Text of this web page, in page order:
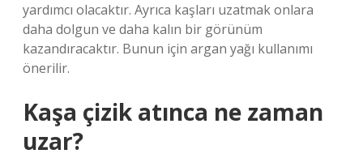
yardımcı olacaktır. Ayrıca kaşları uzatmak onlara
daha dolgun ve daha kalın bir görünüm
kazandıracaktır. Bunun için argan yağı kullanımı
önerilir.
Kaşa çizik atınca ne zaman
uzar?